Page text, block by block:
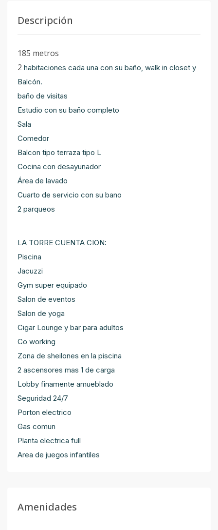
Descripción
185 metros
2 habitaciones cada una con su baño, walk in closet y
Balcón.
baño de visitas
Estudio con su baño completo
Sala
Comedor
Balcon tipo terraza tipo L
Cocina con desayunador
Área de lavado
Cuarto de servicio con su bano
2 parqueos
LA TORRE CUENTA CION:
Piscina
Jacuzzi
Gym super equipado
Salon de eventos
Salon de yoga
Cigar Lounge y bar para adultos
Co working
Zona de sheilones en la piscina
2 ascensores mas 1 de carga
Lobby finamente amueblado
Seguridad 24/7
Porton electrico
Gas comun
Planta electrica full
Area de juegos infantiles
Amenidades